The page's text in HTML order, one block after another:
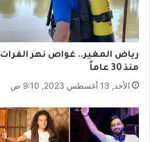
ل
ف
ل
ا
ح
ي
ن
ي
ق
د
رياض المغير.. غواص نهر الفرات
منذ 30 عاماً
الأحد, 13 أغسطس 2023, 9:10 ص